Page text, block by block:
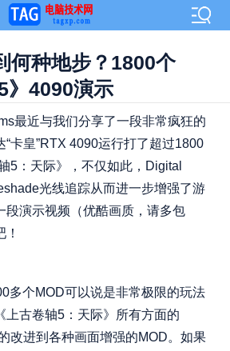
何种地步？1800个
》4090演示
最近与我们分享了一段非常疯狂的
卡皇”RTX 4090运行打了超过1800
5：天际》，不仅如此，Digital
光线追踪从而进一步增强了游
段演示视频（优酷画质，请多包
个MOD可以说是非常极限的玩法
上古卷轴5：天际》所有方面的
改进到各种画面增强的MOD。如果